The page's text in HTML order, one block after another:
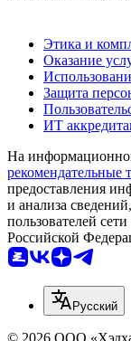
Этика и
Оказание
Защита
ИТ
На
рекомендательные
предоставления
и анализа
пользователей
Российской
Русский
© 2026 ООО